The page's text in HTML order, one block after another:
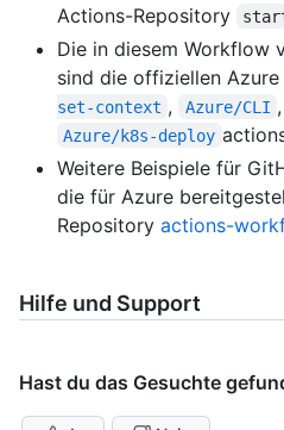
Actions-Repository
Die in diesem Workflow
sind die offiziellen Azure
set-context , Azure/CLI ,
Azure/k8s-deploy
Weitere Beispiele für
die für Azure
Repository actions-
Hilfe und Support
Hast du das Gesuchte